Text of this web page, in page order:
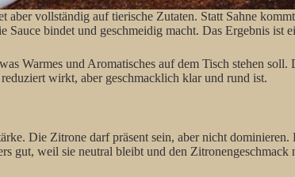
aber vollständig auf tierische Zutaten. Statt Sahne
bindet und geschmeidig macht. Das Ergebnis
Warmes und Aromatisches auf dem Tisch stehen
wirkt, aber geschmacklich klar und rund ist.
Die Zitrone darf präsent sein, aber nicht
gut, weil sie neutral bleibt und den Zitronengeschmack